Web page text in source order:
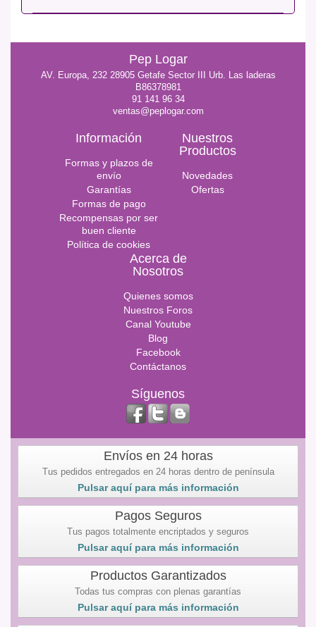
Pep Logar
AV. Europa, 232 28905 Getafe Sector III Urb. Las laderas
B86378981
91 141 96 34
ventas@peplogar.com
Información
Formas y plazos de
envío
Garantías
Formas de pago
Recompensas por ser
buen cliente
Política de cookies
Nuestros
Productos
Novedades
Ofertas
Acerca de
Nosotros
Quienes somos
Nuestros Foros
Canal Youtube
Blog
Facebook
Contáctanos
Síguenos
Envíos en 24 horas
Tus pedidos entregados en 24 horas dentro de península
Pulsar aquí para más información
Pagos Seguros
Tus pagos totalmente encriptados y seguros
Pulsar aquí para más información
Productos Garantizados
Todas tus compras con plenas garantías
Pulsar aquí para más información